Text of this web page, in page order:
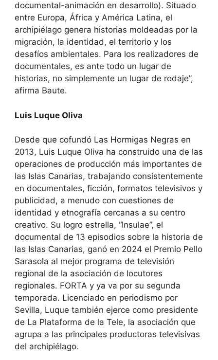
documental-animación en desarrollo). Situado
entre Europa, África y América Latina, el
archipiélago genera historias moldeadas por la
migración, la identidad, el territorio y los
desafíos ambientales. Para los realizadores de
documentales, es ante todo un lugar de
historias, no simplemente un lugar de rodaje”,
afirma Baute.
Luis Luque Oliva
Desde que cofundó Las Hormigas Negras en
2013, Luis Luque Oliva ha construido una de las
operaciones de producción más importantes de
las Islas Canarias, trabajando consistentemente
en documentales, ficción, formatos televisivos y
publicidad, a menudo con cuestiones de
identidad y etnografía cercanas a su centro
creativo. Su logro estrella, “Insulae”, el
documental de 13 episodios sobre la historia de
las Islas Canarias, ganó en 2024 el Premio Pello
Sarasola al mejor programa de televisión
regional de la asociación de locutores
regionales. FORTA y ya va por su segunda
temporada. Licenciado en periodismo por
Sevilla, Luque también ejerce como presidente
de La Plataforma de la Tele, la asociación que
agrupa a las principales productoras televisivas
del archipiélago.